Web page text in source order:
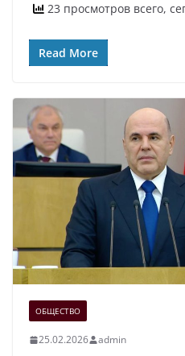
23 просмотров всего,
Read More
ОБЩЕСТВО
25.02.2026 admin